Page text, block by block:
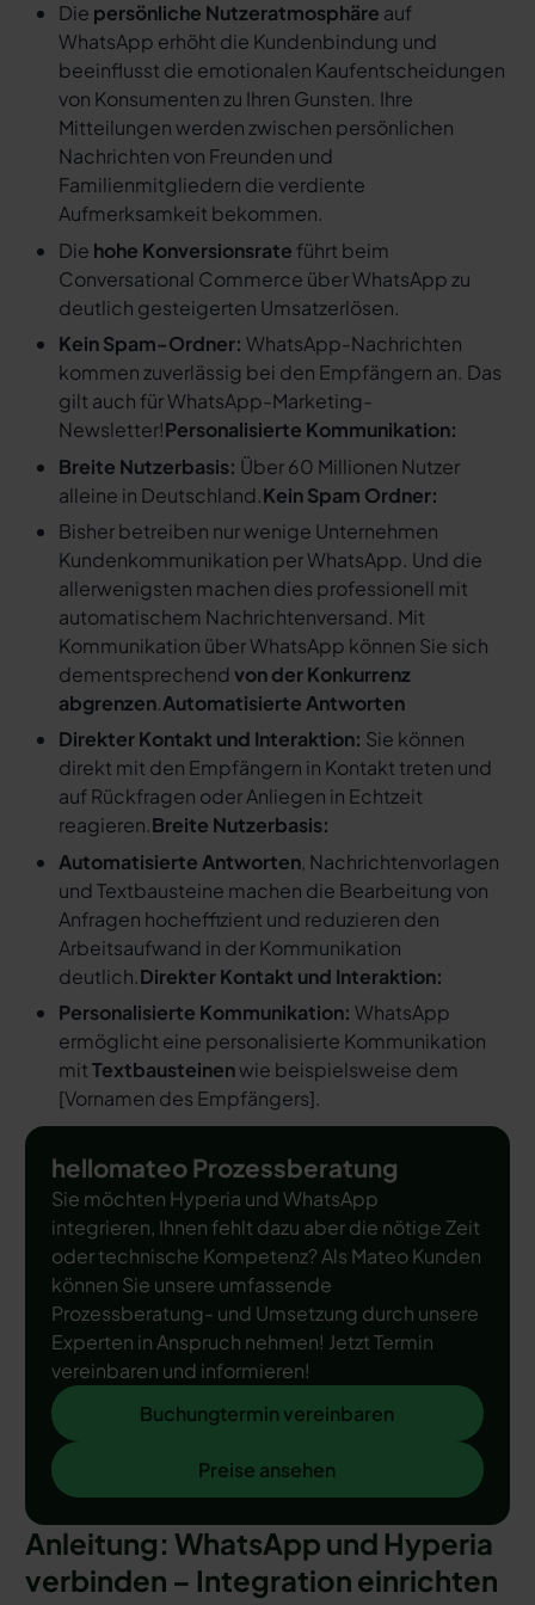
Die persönliche Nutzeratmosphäre auf
WhatsApp erhöht die Kundenbindung und
beeinflusst die emotionalen Kaufentscheidungen
von Konsumenten zu Ihren Gunsten. Ihre
Mitteilungen werden zwischen persönlichen
Nachrichten von Freunden und
Familienmitgliedern die verdiente
Aufmerksamkeit bekommen.
Die hohe Konversionsrate führt beim
Conversational Commerce über WhatsApp zu
deutlich gesteigerten Umsatzerlösen.
Kein Spam-Ordner: WhatsApp-Nachrichten
kommen zuverlässig bei den Empfängern an. Das
gilt auch für WhatsApp-Marketing-
Newsletter!Personalisierte Kommunikation:
Breite Nutzerbasis: Über 60 Millionen Nutzer
alleine in Deutschland.Kein Spam Ordner:
Bisher betreiben nur wenige Unternehmen
Kundenkommunikation per WhatsApp. Und die
allerwenigsten machen dies professionell mit
automatischem Nachrichtenversand. Mit
Kommunikation über WhatsApp können Sie sich
dementsprechendvon der Konkurrenz
abgrenzen.Automatisierte Antworten
Direkter Kontakt und Interaktion: Sie können
direkt mit den Empfängern in Kontakt treten und
auf Rückfragen oder Anliegen in Echtzeit
reagieren.Breite Nutzerbasis:
Automatisierte Antworten, Nachrichtenvorlagen
und Textbausteine machen die Bearbeitung von
Anfragen hocheffizient und reduzieren den
Arbeitsaufwand in der Kommunikation
deutlich.Direkter Kontakt und Interaktion:
Personalisierte Kommunikation: WhatsApp
ermöglicht eine personalisierte Kommunikation
mitTextbausteinenwie beispielsweise dem
[Vornamen des Empfängers].
hellomateo Prozessberatung
Sie möchten Hyperia und WhatsApp
integrieren, Ihnen fehlt dazu aber die nötige Zeit
oder technische Kompetenz? Als Mateo Kunden
können Sie unsere umfassende
Prozessberatung- und Umsetzung durch unsere
Experten in Anspruch nehmen! Jetzt Termin
vereinbaren und informieren!
Buchungtermin vereinbaren
Buchungtermin vereinbaren
Preise ansehen
Preise ansehen
Anleitung: WhatsApp und Hyperia
verbinden – Integration einrichten